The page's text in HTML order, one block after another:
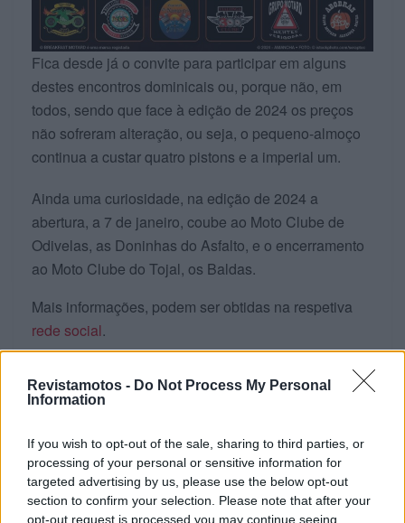
Revistamotos - Do Not Process My Personal
Information
If you wish to opt-out of the sale, sharing to third parties, or
processing of your personal or sensitive information for
targeted advertising by us, please use the below opt-out
section to confirm your selection. Please note that after your
opt-out request is processed you may continue seeing
Fica desde já o convite para participar em alguns
destes encontros dominicais ou, porque não, em
todos, sendo que face à edição de 2024 os preços
não sofreram alteração, ou seja, o pequeno-almoço
continua a custar quatro pistons e a imperial um.
Ainda uma curiosidade, na edição de 2024 a
abertura, a 7 de janeiro, coube ao Moto Clube de
Odivelas, as Doninhas do Asfalto, e o encerramento
ao Moto Clube do Tojal, os Baldas.
Mais informações, podem ser obtidas na respetiva
rede social.
previsão para 2025
Mototurismo